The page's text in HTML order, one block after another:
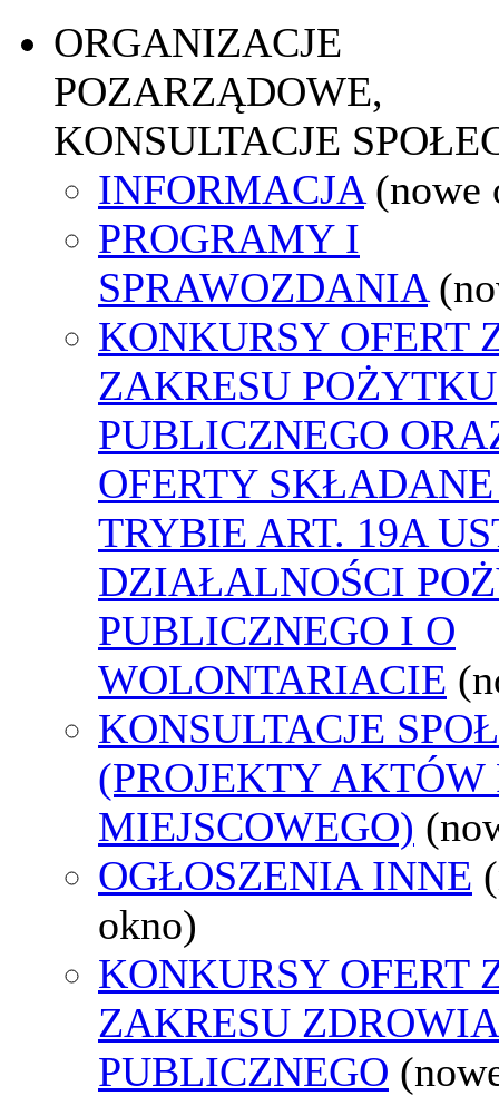
ORGANIZACJE
POZARZĄDOWE,
KONSULTACJE
INFORMACJA (nowe
PROGRAMY I
SPRAWOZDANIA
KONKURSY OFERT
ZAKRESU POŻYTKU
PUBLICZNEGO
OFERTY
TRYBIE ART. 19A
DZIAŁALNOŚCI
PUBLICZNEGO I O
WOLONTARIACIE
KONSULTACJE
(PROJEKTY AKTÓW
MIEJSCOWEGO)
OGŁOSZENIA INNE
okno)
KONKURSY OFERT
ZAKRESU ZDROWIA
PUBLICZNEGO